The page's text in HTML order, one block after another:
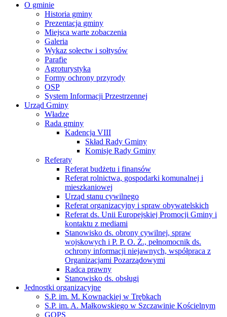
O gminie
Historia gminy
Prezentacja gminy
Miejsca warte zobaczenia
Galeria
Wykaz sołectw i sołtysów
Parafie
Agroturystyka
Formy ochrony przyrody
OSP
System Informacji Przestrzennej
Urząd Gminy
Władze
Rada gminy
Kadencja VIII
Skład Rady Gminy
Komisje Rady Gminy
Referaty
Referat budżetu i finansów
Referat rolnictwa, gospodarki komunalnej i
mieszkaniowej
Urząd stanu cywilnego
Referat organizacyjny i spraw obywatelskich
Referat ds. Unii Europejskiej Promocji Gminy i
kontaktu z mediami
Stanowisko ds. obrony cywilnej, spraw
wojskowych i P. P. O. Ż., pełnomocnik ds.
ochrony informacji niejawnych, współpraca z
Organizacjami Pozarządowymi
Radca prawny
Stanowisko ds. obsługi
Jednostki organizacyjne
S.P. im. M. Kownackiej w Trębkach
S.P. im. A. Małkowskiego w Szczawinie Kościelnym
GOPS